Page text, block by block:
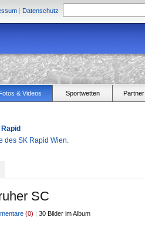
| Datenschutz
& Videos Sportwetten Partner
des SK Rapid Wien.
SC
(0) | 30 Bilder im Album